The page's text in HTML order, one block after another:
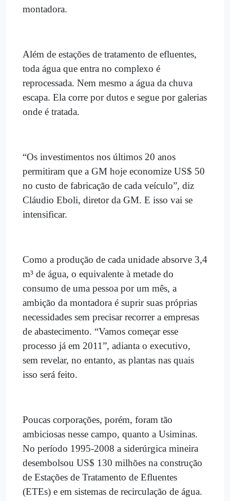
montadora.
Além de estações de tratamento de efluentes,
toda água que entra no complexo é
reprocessada. Nem mesmo a água da chuva
escapa. Ela corre por dutos e segue por galerias
onde é tratada.
“Os investimentos nos últimos 20 anos
permitiram que a GM hoje economize US$ 50
no custo de fabricação de cada veículo”, diz
Cláudio Eboli, diretor da GM. E isso vai se
intensificar.
Como a produção de cada unidade absorve 3,4
m³ de água, o equivalente à metade do
consumo de uma pessoa por um mês, a
ambição da montadora é suprir suas próprias
necessidades sem precisar recorrer a empresas
de abastecimento. “Vamos começar esse
processo já em 2011”, adianta o executivo,
sem revelar, no entanto, as plantas nas quais
isso será feito.
Poucas corporações, porém, foram tão
ambiciosas nesse campo, quanto a Usiminas.
No período 1995-2008 a siderúrgica mineira
desembolsou US$ 130 milhões na construção
de Estações de Tratamento de Efluentes
(ETEs) e em sistemas de recirculação de água.